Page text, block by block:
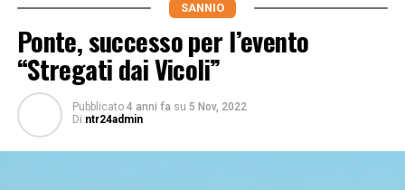
SANNIO
Ponte, successo per l’evento
“Stregati dai Vicoli”
Pubblicato 4 anni fa su 5 Nov, 2022
Di ntr24admin